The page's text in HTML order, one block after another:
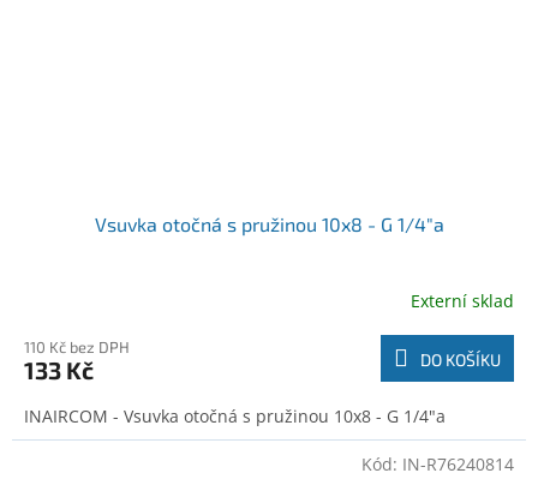
Vsuvka otočná s pružinou 10x8 - G 1/4"a
Externí sklad
110 Kč bez DPH
133 Kč DO KOŠÍKU
INAIRCOM - Vsuvka otočná s pružinou 10x8 - G 1/4"a
Kód: IN-R76240814